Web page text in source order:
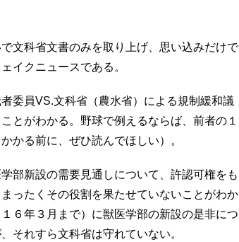
文科省文書のみを取り上げ、思い込みだけで
イクニュースである。
員VS.文科省（農水省）による規制緩和議
とがわかる。野球で例えるならば、前者の１
かる前に、ぜひ読んでほしい）。
新設の需要見通しについて、許認可権をも
ったくその役割を果たせていないことがわか
６年３月まで）に獣医学部の新設の是非につ
それすら文科省は守れていない。